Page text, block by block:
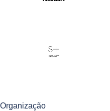
Organização